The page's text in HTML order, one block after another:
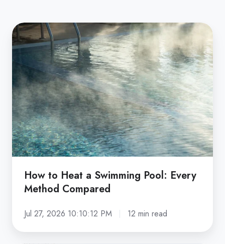
How
to
Heat
Swimming
Pool:
Every
Method
Compared
How to Heat a Swimming Pool: Every
Method Compared
Jul 27, 2026 10:10:12 PM 12 min read